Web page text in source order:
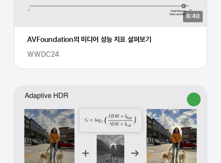
8:40
AVFoundation의 미디어 성능 지표 살펴보기
WWDC24